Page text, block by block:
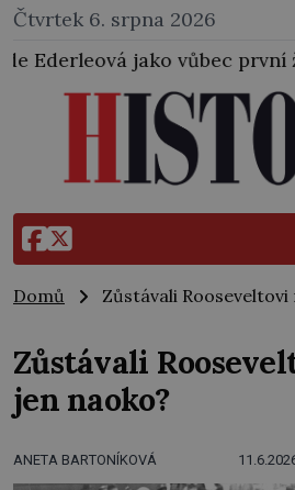
Čtvrtek 6. srpna 2026
vůbec první žena
Domů Zůstávali Rooseveltovi
Zůstávali
jen naoko?
ANETA BARTONÍKOVÁ